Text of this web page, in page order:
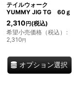
テイルウォーク
YUMMY JIG TG 60ｇ
2,310 円(税込)
希望小売価格（税込） :
2,310円
オプション選択